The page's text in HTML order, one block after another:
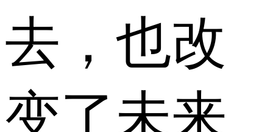
去，也改
变了未来